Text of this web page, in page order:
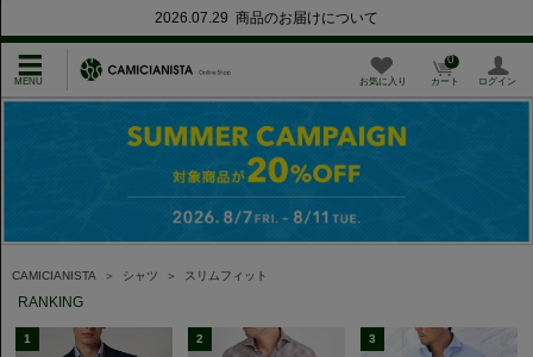
2026.07.29 商品のお届けについて
お気に入り カート
0
ログイン
CAMICIANISTA ＞ シャツ ＞ スリムフィット
RANKING
1 2 3